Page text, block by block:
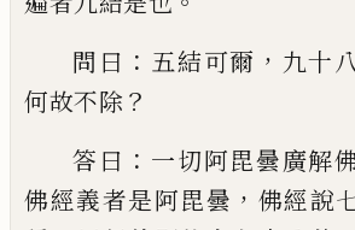
問曰 ： 五結可爾 ， 九十
何故不除 ？
答曰 ： 一切阿毘曇廣解
佛經義者是阿毘曇 ， 佛經說